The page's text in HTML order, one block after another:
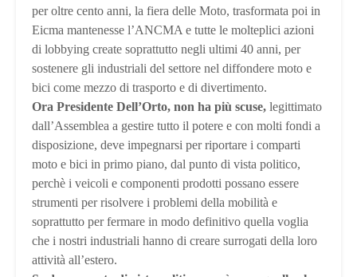
per oltre cento anni, la fiera delle Moto, trasformata poi in
Eicma mantenesse l’ANCMA e tutte le molteplici azioni
di lobbying create soprattutto negli ultimi 40 anni, per
sostenere gli industriali del settore nel diffondere moto e
bici come mezzo di trasporto e di divertimento.
Ora Presidente Dell’Orto, non ha più scuse, legittimato
dall’Assemblea a gestire tutto il potere e con molti fondi a
disposizione, deve impegnarsi per riportare i comparti
moto e bici in primo piano, dal punto di vista politico,
perchè i veicoli e componenti prodotti possano essere
strumenti per risolvere i problemi della mobilità e
soprattutto per fermare in modo definitivo quella voglia
che i nostri industriali hanno di creare surrogati della loro
attività all’estero.